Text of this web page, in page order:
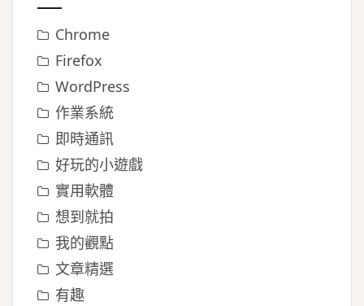
Chrome
Firefox
WordPress
作業系統
即時通訊
好玩的小遊戲
實用軟體
想到就拍
我的觀點
文章精選
有趣